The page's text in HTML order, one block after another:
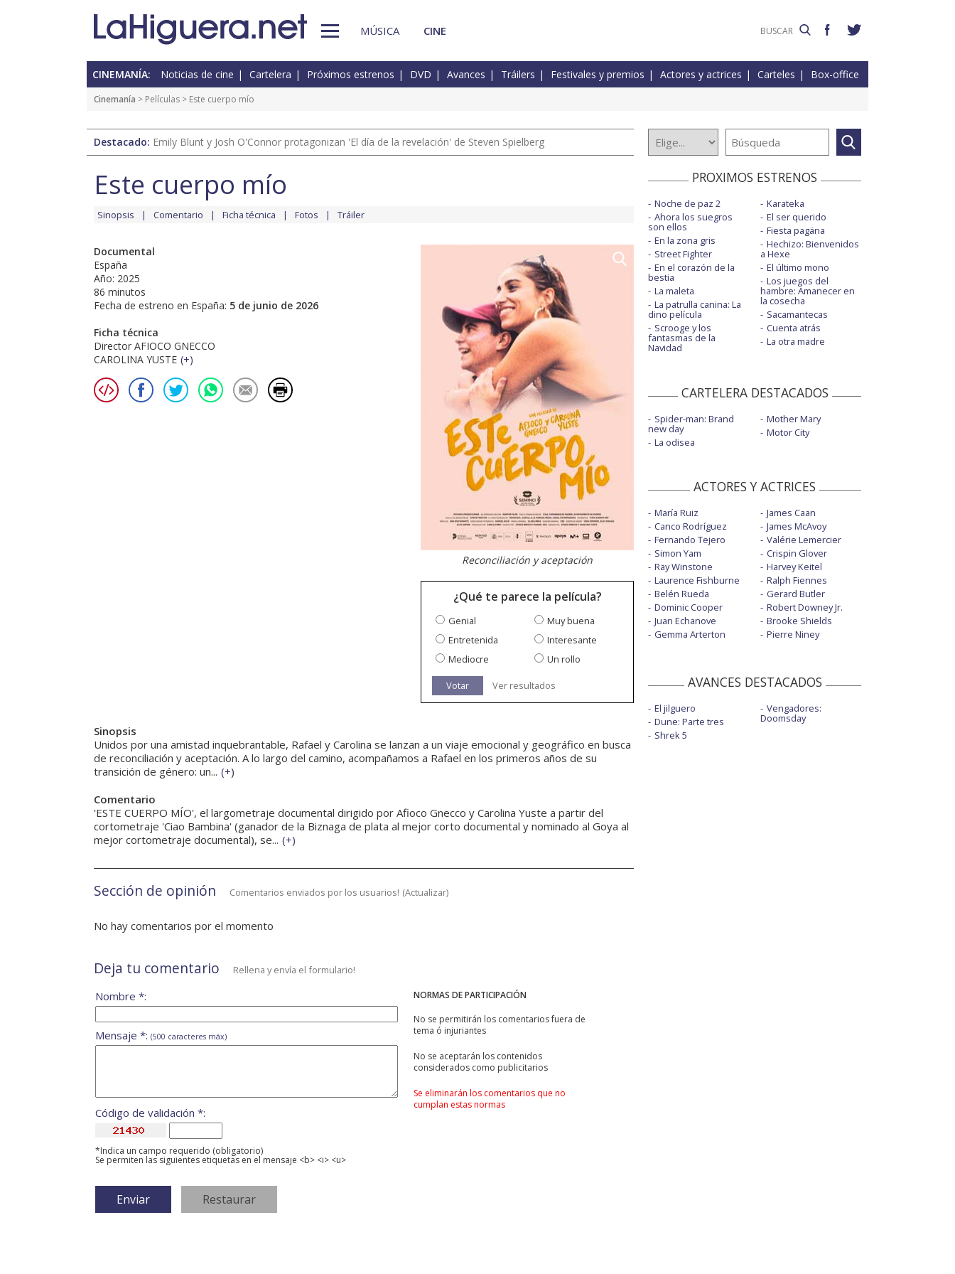
MÚSICA CINE
CINEMANÍA: Noticias de cine Cartelera Próximos estrenos DVD Avances Tráilers Festivales y premios Actores y actrices Carteles Box-office
Cinemanía > Películas > Este cuerpo mío
Destacado: Emily Blunt y Josh O'Connor protagonizan 'El día de la revelación' de Steven Spielberg
Este cuerpo mío
Sinopsis Comentario Ficha técnica Fotos Tráiler
Documental
España
Año: 2025
86 minutos
Fecha de estreno en España: 5 de junio de 2026
Ficha técnica
Director AFIOCO GNECCO
CAROLINA YUSTE (+)
Reconciliación y aceptación
¿Qué te parece la película?
Genial
Muy buena
Entretenida
Interesante
Mediocre
Un rollo
Votar Ver resultados
Sinopsis
Unidos por una amistad inquebrantable, Rafael y Carolina se lanzan a un viaje emocional y geográfico en busca
de reconciliación y aceptación. A lo largo del camino, acompañamos a Rafael en los primeros años de su
transición de género: un... (+)
Comentario
'ESTE CUERPO MÍO', el largometraje documental dirigido por Afioco Gnecco y Carolina Yuste a partir del
cortometraje 'Ciao Bambina' (ganador de la Biznaga de plata al mejor corto documental y nominado al Goya al
mejor cortometraje documental), se... (+)
Sección de opinión Comentarios enviados por los usuarios! (Actualizar)
No hay comentarios por el momento
Deja tu comentario Rellena y envía el formulario!
NORMAS DE PARTICIPACIÓN
No se permitirán los comentarios fuera de
tema ó injuriantes
No se aceptarán los contenidos
considerados como publicitarios
Se eliminarán los comentarios que no
cumplan estas normas
Nombre *:
Mensaje *: (500 caracteres máx)
Código de validación *:
*Indica un campo requerido (obligatorio)
Se permiten las siguientes etiquetas en el mensaje <b> <i> <u>
PROXIMOS ESTRENOS
Noche de paz 2
Ahora los suegros
son ellos
En la zona gris
Street Fighter
En el corazón de la
bestia
La maleta
La patrulla canina: La
dino película
Scrooge y los
fantasmas de la
Navidad
Karateka
El ser querido
Fiesta pagäna
Hechizo: Bienvenidos
a Hexe
El último mono
Los juegos del
hambre: Amanecer en
la cosecha
Sacamantecas
Cuenta atrás
La otra madre
CARTELERA DESTACADOS
Spider-man: Brand
new day
La odisea
Mother Mary
Motor City
ACTORES Y ACTRICES
María Ruiz
Canco Rodríguez
Fernando Tejero
Simon Yam
Ray Winstone
Laurence Fishburne
Belén Rueda
Dominic Cooper
Juan Echanove
Gemma Arterton
James Caan
James McAvoy
Valérie Lemercier
Crispin Glover
Harvey Keitel
Ralph Fiennes
Gerard Butler
Robert Downey Jr.
Brooke Shields
Pierre Niney
AVANCES DESTACADOS
El jilguero
Dune: Parte tres
Shrek 5
Vengadores:
Doomsday